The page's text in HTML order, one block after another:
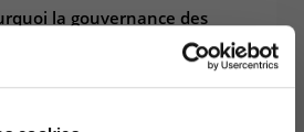
la gouvernance des
devient l’infrastructure